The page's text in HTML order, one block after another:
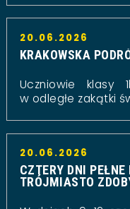
20.06.2026
KRAKOWSKA
Uczniowie klasy
w odległe zakątki
20.06.2026
CZTERY DNI
TRÓJMIASTO